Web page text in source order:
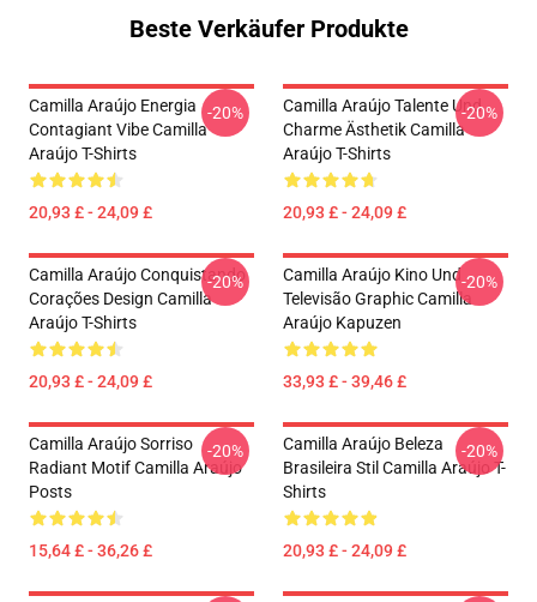
Beste Verkäufer Produkte
Camilla Araújo Energia
Contagiant Vibe Camilla
Araújo T-Shirts
20,93 £ - 24,09 £
-20%
Camilla Araújo Talente Und
Charme Ästhetik Camilla
Araújo T-Shirts
20,93 £ - 24,09 £
-20%
Camilla Araújo Conquistando
Corações Design Camilla
Araújo T-Shirts
20,93 £ - 24,09 £
-20%
Camilla Araújo Kino Und
Televisão Graphic Camilla
Araújo Kapuzen
33,93 £ - 39,46 £
-20%
Camilla Araújo Sorriso
Radiant Motif Camilla Araújo
Posts
15,64 £ - 36,26 £
-20%
Camilla Araújo Beleza
Brasileira Stil Camilla Araújo T-
Shirts
20,93 £ - 24,09 £
-20%